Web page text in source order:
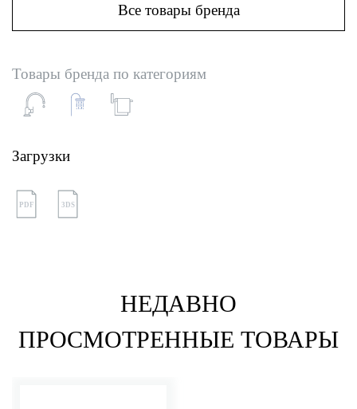
Все товары бренда
Товары бренда по категориям
Загрузки
PDF 3DS
НЕДАВНО
ПРОСМОТРЕННЫЕ ТОВАРЫ